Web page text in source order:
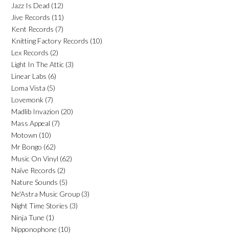
Jazz Is Dead (12)
Jive Records (11)
Kent Records (7)
Knitting Factory Records (10)
Lex Records (2)
Light In The Attic (3)
Linear Labs (6)
Loma Vista (5)
Lovemonk (7)
Madlib Invazion (20)
Mass Appeal (7)
Motown (10)
Mr Bongo (62)
Music On Vinyl (62)
Naïve Records (2)
Nature Sounds (5)
Ne'Astra Music Group (3)
Night Time Stories (3)
Ninja Tune (1)
Nipponophone (10)